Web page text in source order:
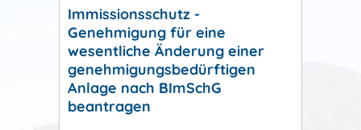
Immissionsschutz -
Genehmigung für eine
wesentliche Änderung einer
genehmigungsbedürftigen
Anlage nach BImSchG
beantragen